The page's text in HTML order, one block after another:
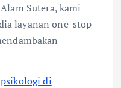
Sutera, kami
layanan one-stop
di